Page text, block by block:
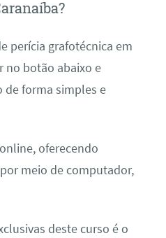
perícia grafotécnica em
no botão abaixo e
de forma simples e
oferecendo
meio de computador,
deste curso é o